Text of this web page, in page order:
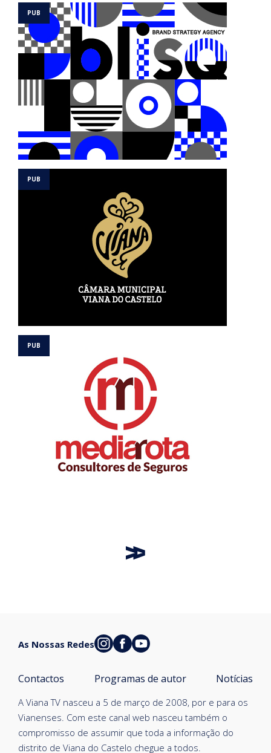
A Viana TV nasceu a 5 de março de 2008, por e para os
Vianenses. Com este canal web nasceu também o
compromisso de assumir que toda a informação do
distrito de Viana do Castelo chegue a todos.
Contactos Programas de autor Notícias
As Nossas Redes